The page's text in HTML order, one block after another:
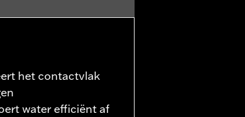
het contactvlak
water efficiënt af